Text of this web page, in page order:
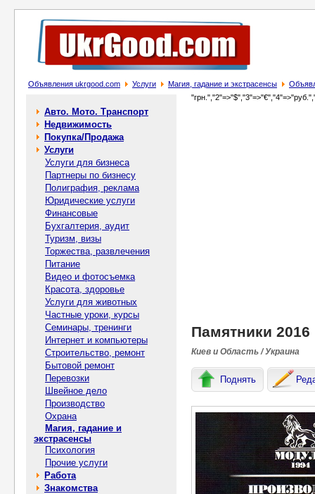
Объявления ukrgood.com Услуги Магия, гадание и экстрасенсы
Авто. Мото. Транспорт
Недвижимость
Покупка/Продажа
Услуги
Услуги для бизнеса
Партнеры по бизнесу
Полиграфия, реклама
Юридические услуги
Финансовые
Бухгалтерия, аудит
Туризм, визы
Торжества, развлечения
Питание
Видео и фотосъемка
Красота, здоровье
Услуги для животных
Частные уроки, курсы
Семинары, тренинги
Интернет и компьютеры
Строительство, ремонт
Бытовой ремонт
Перевозки
Швейное дело
Производство
Охрана
Магия, гадание и
экстрасенсы
Психология
Прочие услуги
Работа
Знакомства
Памятники 2016
Киев и Область / Украина
Поднять